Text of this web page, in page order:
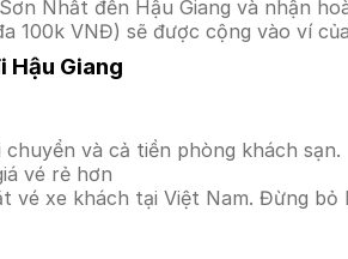
Nhất đến Hậu Giang và nhận
100k VNĐ) sẽ được cộng vào ví
Hậu Giang
và cả tiền phòng khách sạn.
vé rẻ hơn
xe khách tại Việt Nam. Đừng